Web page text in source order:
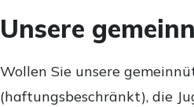
Unsere
Wollen Sie unsere
(haftungsbeschränkt), die